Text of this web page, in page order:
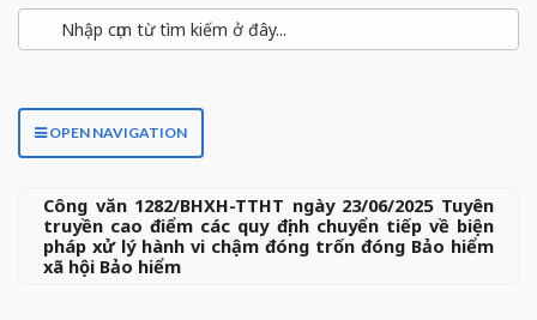
OPEN NAVIGATION
Công văn 1282/BHXH-TTHT ngày 23/06/2025 Tuyên
truyền cao điểm các quy định chuyển tiếp về biện
pháp xử lý hành vi chậm đóng trốn đóng Bảo hiểm
xã hội Bảo hiểm